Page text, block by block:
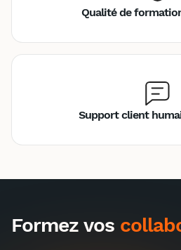
Qualité de
Support client
Les fondamentaux du
Formez vos